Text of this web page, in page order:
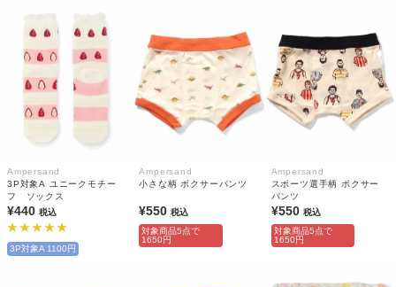
Ampersand
3P対象A ユニークモチー
フ ソックス
¥440 税込
3P対象A 1100円
Ampersand
小さな柄 ボクサーパンツ
¥550税込
対象商品5点で
1650円
Ampersand
スポーツ選手柄 ボクサー
パンツ
¥550 税込
対象商品5点で
1650円